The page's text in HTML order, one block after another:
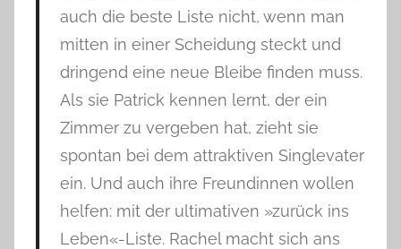
auch die beste Liste nicht, wenn man
mitten in einer Scheidung steckt und
dringend eine neue Bleibe finden muss.
Als sie Patrick kennen lernt, der ein
Zimmer zu vergeben hat, zieht sie
spontan bei dem attraktiven Singlevater
ein. Und auch ihre Freundinnen wollen
helfen: mit der ultimativen »zurück ins
Leben«-Liste. Rachel macht sich ans